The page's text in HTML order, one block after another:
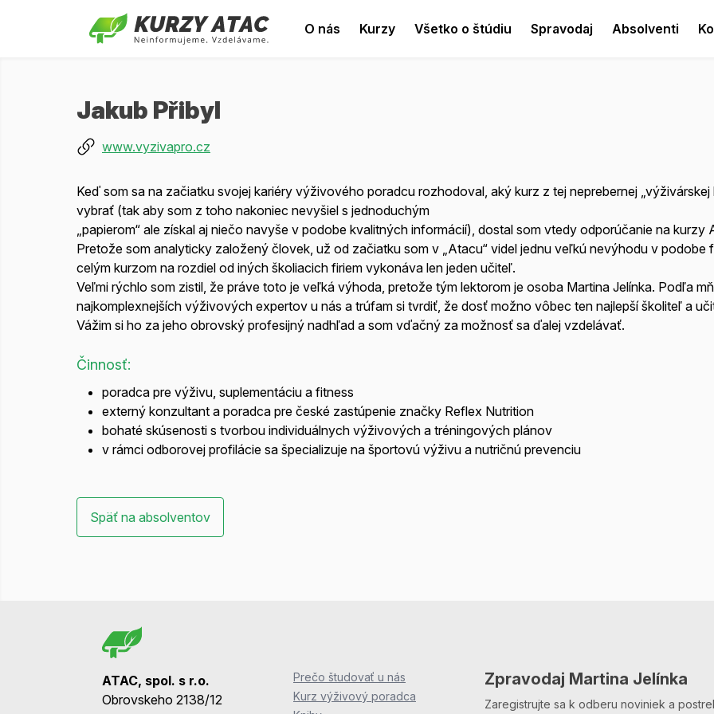
O nás Kurzy Všetko o štúdiu Spravodaj Absolventi
Jakub Přibyl
www.vyzivapro.cz
Keď som sa na začiatku svojej kariéry výživového poradcu rozhodoval, aký kurz z tej neprebernej „výživárskej
vybrať (tak aby som z toho nakoniec nevyšiel s jednoduchým
„papierom“ ale získal aj niečo navyše v podobe kvalitných informácií), dostal som vtedy odporúčanie na kurzy
Pretože som analyticky založený človek, už od začiatku som v „Atacu“ videl jednu veľkú nevýhodu v podobe
celým kurzom na rozdiel od iných školiacich firiem vykonáva len jeden učiteľ.
Veľmi rýchlo som zistil, že práve toto je veľká výhoda, pretože tým lektorom je osoba Martina Jelínka. Podľa
najkomplexnejších výživových expertov u nás a trúfam si tvrdiť, že dosť možno vôbec ten najlepší školiteľ a
Vážim si ho za jeho obrovský profesijný nadhľad a som vďačný za možnosť sa ďalej vzdelávať.
Činnosť:
poradca pre výživu, suplementáciu a fitness
externý konzultant a poradca pre české zastúpenie značky Reflex Nutrition
bohaté skúsenosti s tvorbou individuálnych výživových a tréningových plánov
v rámci odborovej profilácie sa špecializuje na športovú výživu a nutričnú prevenciu
Späť na absolventov
ATAC, spol. s r.o.
Obrovskeho 2138/12
Prečo študovať u nás
Kurz výživový poradca
Zpravodaj Martina Jelínka
Zaregistrujte sa k odberu noviniek a